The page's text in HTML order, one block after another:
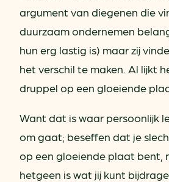
argument van diegenen die
duurzaam ondernemen
hun erg lastig is) maar zij
het verschil te maken. Al lijkt
druppel op een gloeiende
Want dat is waar persoonlijk
om gaat; beseffen dat je
op een gloeiende plaat bent,
hetgeen is wat jij kunt